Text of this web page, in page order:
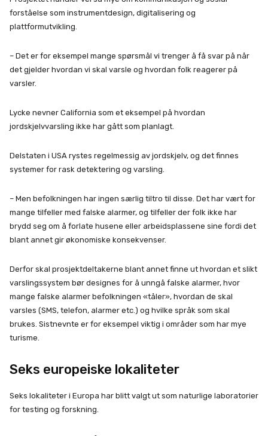
forståelse som instrumentdesign, digitalisering og
plattformutvikling.
– Det er for eksempel mange spørsmål vi trenger å få svar på når
det gjelder hvordan vi skal varsle og hvordan folk reagerer på
varsler.
Lycke nevner California som et eksempel på hvordan
jordskjelvvarsling ikke har gått som planlagt.
Delstaten i USA rystes regelmessig av jordskjelv, og det finnes
systemer for rask detektering og varsling.
– Men befolkningen har ingen særlig tiltro til disse. Det har vært for
mange tilfeller med falske alarmer, og tilfeller der folk ikke har
brydd seg om å forlate husene eller arbeidsplassene sine fordi det
blant annet gir økonomiske konsekvenser.
Derfor skal prosjektdeltakerne blant annet finne ut hvordan et slikt
varslingssystem bør designes for å unngå falske alarmer, hvor
mange falske alarmer befolkningen «tåler», hvordan de skal
varsles (SMS, telefon, alarmer etc.) og hvilke språk som skal
brukes. Sistnevnte er for eksempel viktig i områder som har mye
turisme.
Seks europeiske lokaliteter
Seks lokaliteter i Europa har blitt valgt ut som naturlige laboratorier
for testing og forskning.